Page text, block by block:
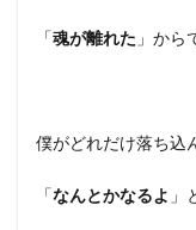
「魂が離れた 」から
僕がどれだけ落ち込
「なんとかなるよ 」